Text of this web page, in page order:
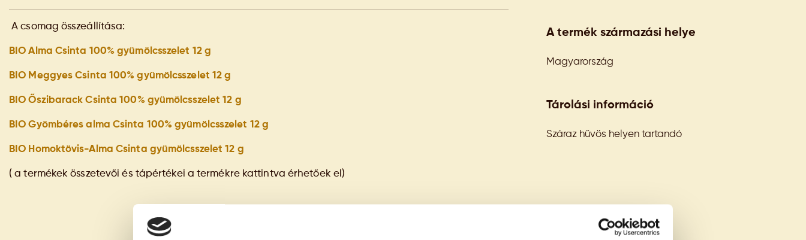
A csomag összeállítása:
BIO Alma Csinta 100% gyümölcsszelet 12 g
BIO Meggyes Csinta 100% gyümölcsszelet 12 g
BIO Őszibarack Csinta 100% gyümölcsszelet 12 g
BIO Gyömbéres alma Csinta 100% gyümölcsszelet 12 g
BIO Homoktövis-Alma Csinta gyümölcsszelet 12 g
( a termékek összetevői és tápértékei a termékre kattintva érhetőek el)
A termék származási helye
Magyarország
Tárolási információ
Száraz hűvös helyen tartandó